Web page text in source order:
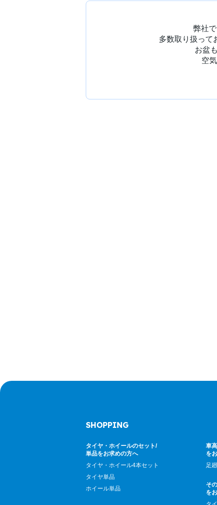
弊社
多数取り扱って
お盆
空
SHOPPING
タイヤ・ホイールのセット/
単品をお求めの方へ
タイヤ・ホイール4本セット
タイヤ単品
ホイール単品
車
を
足
そ
を